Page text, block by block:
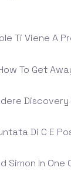
Ti Viene A
To Get
Discovery
Di C E
Simon In One